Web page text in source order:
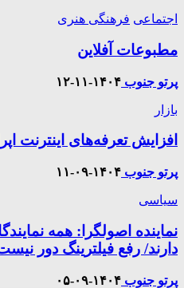
اجتماعی فرهنگی هنری
مطبوعات آفلاین
پرتو جنوب ۱۴۰۴-۱۱-۱۲
بازار
افزایش تعرفه‌های اینترنت
پرتو جنوب ۱۴۰۴-۰۹-۱۱
سیاسی
نماینده اصولگرا: همه
دارند/ رفع فیلترینگ دور
پرتو جنوب ۱۴۰۴-۰۹-۰۵